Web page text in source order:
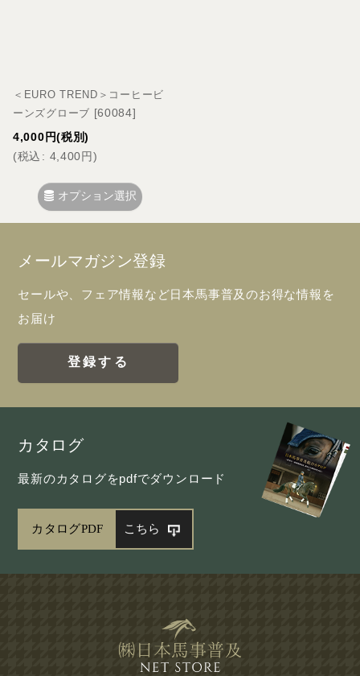
＜EURO TREND＞コーヒービ
ーンズグローブ [60084]
4,000円(税別)
(税込 : 4,400円)
オプション選択
メールマガジン登録
セールや、フェア情報など日本馬事普及のお得な情報を
お届け
登録する
カタログ
最新のカタログをpdfでダウンロード
カタログPDF こちら